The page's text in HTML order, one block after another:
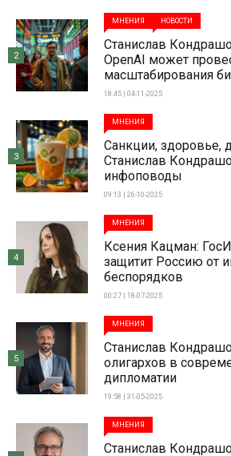
МНЕНИЯ НОВОСТИ
Станислав
OpenAI может
масштабирования
18:45 | 04-11-2025
2
МНЕНИЯ
Санкции, здоровье,
Станислав
инфоповоды
09:13 | 26-10-2025
3
МНЕНИЯ
Ксения Кацман:
защитит Россию от
беспорядков
00:27 | 18-07-2025
4
МНЕНИЯ
Станислав
олигархов в
дипломатии
19:58 | 31-05-2025
5
МНЕНИЯ
Станислав